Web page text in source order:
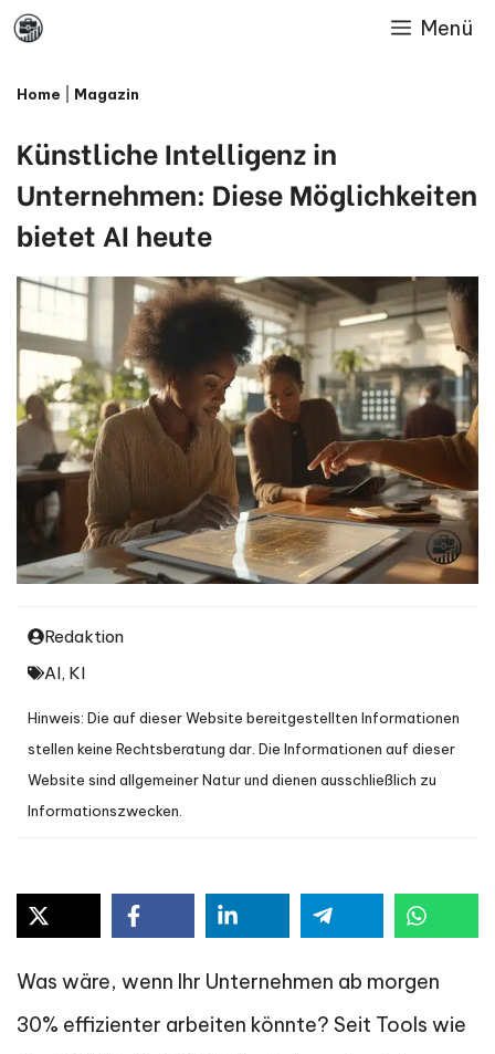
Skip
content
Menü
Home Magazin
Künstliche Intelligenz in
Unternehmen: Diese Möglichkeiten
bietet AI heute
Redaktion
AI, KI
Hinweis: Die auf dieser Website bereitgestellten Informationen
stellen keine Rechtsberatung dar. Die Informationen auf dieser
Website sind allgemeiner Natur und dienen ausschließlich zu
Informationszwecken.
Was wäre, wenn Ihr Unternehmen ab morgen
30% effizienter arbeiten könnte? Seit Tools wie